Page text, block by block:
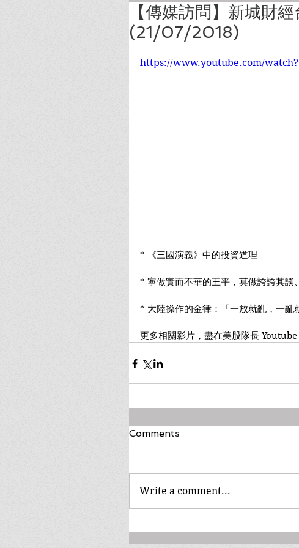
【傳媒訪問】新城財
(21/07/2018)
https://www.youtube.com/
* 《三國演義》中的投資道理
* 寧做實而不華的王平，莫做誇誇其談
* 大陸操作的金律：「一放就亂，一亂
更多相關影片，盡在美股隊長 Youtube
Comments
Write a comment...